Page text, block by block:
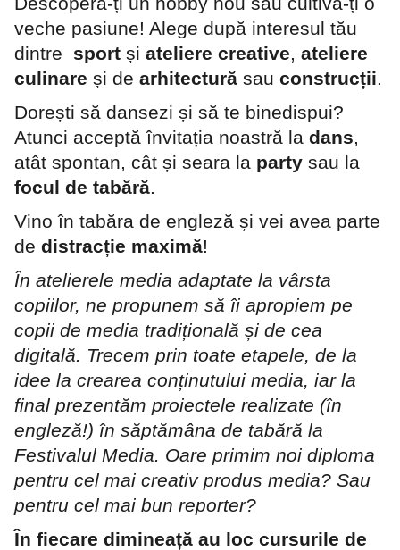
veche pasiune! Alege după interesul tău
dintre sport și ateliere creative, ateliere
culinare și de arhitectură sau construcții.
Dorești să dansezi și să te binedispui?
Atunci acceptă învitația noastră la dans,
atât spontan, cât și seara la party sau la
focul de tabără.
Vino în tabăra de engleză și vei avea parte
de distracție maximă!
În atelierele media adaptate la vârsta
copiilor, ne propunem să îi apropiem pe
copii de media tradițională și de cea
digitală. Trecem prin toate etapele, de la
idee la crearea conținutului media, iar la
final prezentăm proiectele realizate (în
engleză!) în săptămâna de tabără la
Festivalul Media. Oare primim noi diploma
pentru cel mai creativ produs media? Sau
pentru cel mai bun reporter?
În fiecare dimineață au loc cursurile de